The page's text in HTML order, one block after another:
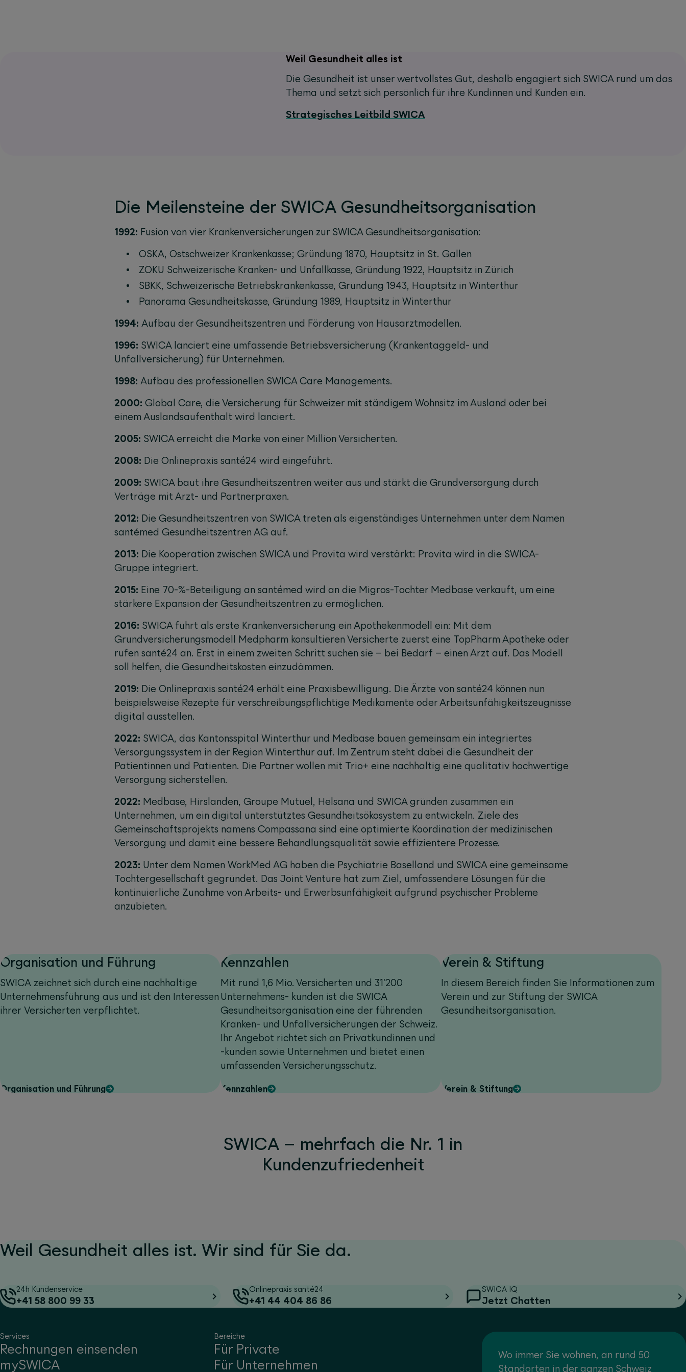
Weil Gesundheit alles ist
Die Gesundheit ist unser wertvollstes Gut, deshalb engagiert sich SWICA rund um das
Thema und setzt sich persönlich für ihre Kundinnen und Kunden ein.
Strategisches Leitbild SWICA
Die Meilensteine der SWICA Gesundheitsorganisation
1992: Fusion von vier Krankenversicherungen zur SWICA Gesundheitsorganisation:
OSKA, Ostschweizer Krankenkasse; Gründung 1870, Hauptsitz in St. Gallen
ZOKU Schweizerische Kranken- und Unfallkasse, Gründung 1922, Hauptsitz in Zürich
SBKK, Schweizerische Betriebskrankenkasse, Gründung 1943, Hauptsitz in Winterthur
Panorama Gesundheitskasse, Gründung 1989, Hauptsitz in Winterthur
1994: Aufbau der Gesundheitszentren und Förderung von Hausarztmodellen.
1996: SWICA lanciert eine umfassende Betriebsversicherung (Krankentaggeld- und
Unfallversicherung) für Unternehmen.
1998: Aufbau des professionellen SWICA Care Managements.
2000: Global Care, die Versicherung für Schweizer mit ständigem Wohnsitz im Ausland oder bei
einem Auslandsaufenthalt wird lanciert.
2005: SWICA erreicht die Marke von einer Million Versicherten.
2008: Die Onlinepraxis santé24 wird eingeführt.
2009: SWICA baut ihre Gesundheitszentren weiter aus und stärkt die Grundversorgung durch
Verträge mit Arzt- und Partnerpraxen.
2012: Die Gesundheitszentren von SWICA treten als eigenständiges Unternehmen unter dem Namen
santémed Gesundheitszentren AG auf.
2013: Die Kooperation zwischen SWICA und Provita wird verstärkt: Provita wird in die SWICA-
Gruppe integriert.
2015: Eine 70-%-Beteiligung an santémed wird an die Migros-Tochter Medbase verkauft, um eine
stärkere Expansion der Gesundheitszentren zu ermöglichen.
2016: SWICA führt als erste Krankenversicherung ein Apothekenmodell ein: Mit dem
Grundversicherungsmodell Medpharm konsultieren Versicherte zuerst eine TopPharm Apotheke oder
rufen santé24 an. Erst in einem zweiten Schritt suchen sie – bei Bedarf – einen Arzt auf. Das Modell
soll helfen, die Gesundheitskosten einzudämmen.
2019: Die Onlinepraxis santé24 erhält eine Praxisbewilligung. Die Ärzte von santé24 können nun
beispielsweise Rezepte für verschreibungspflichtige Medikamente oder Arbeitsunfähigkeitszeugnisse
digital ausstellen.
2022: SWICA, das Kantonsspital Winterthur und Medbase bauen gemeinsam ein integriertes
Versorgungssystem in der Region Winterthur auf. Im Zentrum steht dabei die Gesundheit der
Patientinnen und Patienten. Die Partner wollen mit Trio+ eine nachhaltig eine qualitativ hochwertige
Versorgung sicherstellen.
2022: Medbase, Hirslanden, Groupe Mutuel, Helsana und SWICA gründen zusammen ein
Unternehmen, um ein digital unterstütztes Gesundheitsökosystem zu entwickeln. Ziele des
Gemeinschaftsprojekts namens Compassana sind eine optimierte Koordination der medizinischen
Versorgung und damit eine bessere Behandlungsqualität sowie effizientere Prozesse.
2023: Unter dem Namen WorkMed AG haben die Psychiatrie Baselland und SWICA eine gemeinsame
Tochtergesellschaft gegründet. Das Joint Venture hat zum Ziel, umfassendere Lösungen für die
kontinuierliche Zunahme von Arbeits- und Erwerbsunfähigkeit aufgrund psychischer Probleme
anzubieten.
Organisation und Führung
SWICA zeichnet sich durch eine nachhaltige
Unternehmensführung aus und ist den Interessen
ihrer Versicherten verpflichtet.
Organisation und Führung
Kennzahlen
Mit rund 1,6 Mio. Versicherten und 31'200
Unternehmens- kunden ist die SWICA
Gesundheitsorganisation eine der führenden
Kranken- und Unfallversicherungen der Schweiz.
Ihr Angebot richtet sich an Privatkundinnen und
-kunden sowie Unternehmen und bietet einen
umfassenden Versicherungsschutz.
Kennzahlen
Verein & Stiftung
In diesem Bereich finden Sie Informationen zum
Verein und zur Stiftung der SWICA
Gesundheitsorganisation.
Verein & Stiftung
SWICA – mehrfach die Nr. 1 in
Kundenzufriedenheit
Weil Gesundheit alles ist. Wir sind für Sie da.
24h Kundenservice
+41 58 800 99 33
Onlinepraxis santé24
+41 44 404 86 86
SWICA IQ
Jetzt Chatten
Services
Rechnungen einsenden
mySWICA
Bereiche
Für Private
Für Unternehmen
Wo immer Sie wohnen, an rund 50
Standorten in der ganzen Schweiz